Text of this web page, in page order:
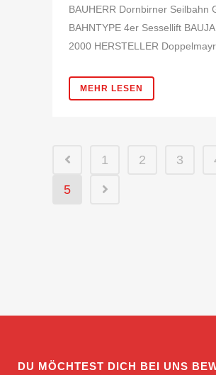
BAUHERR Dornbirner Seilbahn
BAHNTYPE 4er Sessellift
2000 HERSTELLER
MEHR LESEN
1 2 3
5
DU MÖCHTEST DICH BEI UNS